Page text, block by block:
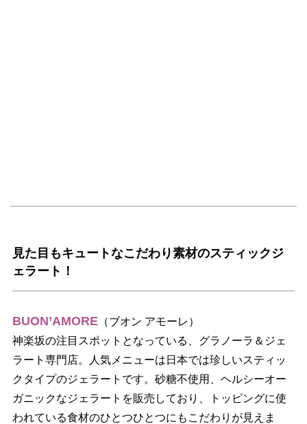
見た目もキュートなこだわり素材のスティックジ
ェラート！
BUON’AMORE（ブオン アモーレ）
神楽坂の注目スポットとなっている、グラノーラ＆ジェ
ラート専門店。人気メニューは日本では珍しいスティッ
クタイプのジェラートです。砂糖不使用、ヘルシーオー
ガニックなジェラートを販売しており、トッピングに使
われている食材のひとつひとつにもこだわりが見えま